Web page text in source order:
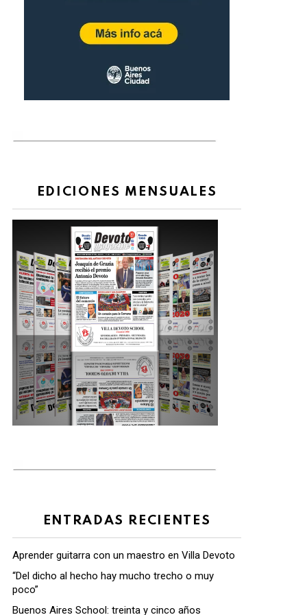
EDICIONES MENSUALES
ENTRADAS RECIENTES
Aprender guitarra con un maestro en Villa Devoto
“Del dicho al hecho hay mucho trecho o muy
poco”
Buenos Aires School: treinta y cinco años